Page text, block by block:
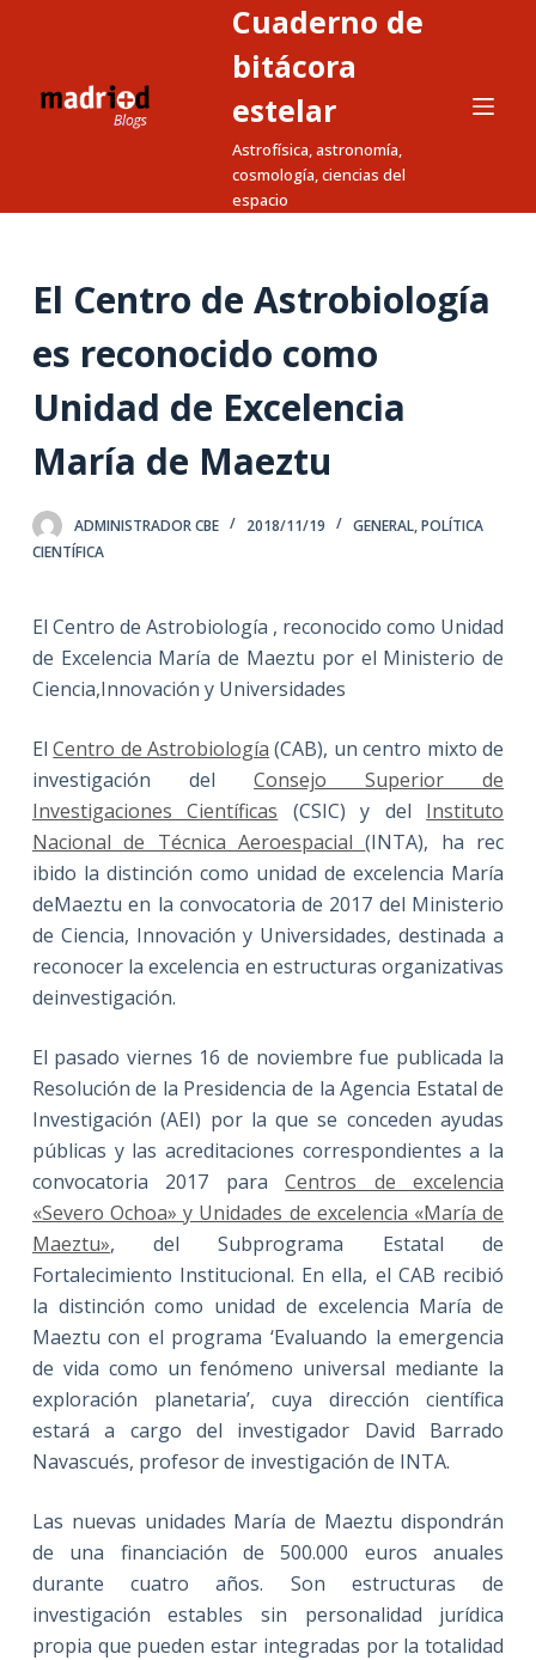
a
o
Cuaderno de
bitácora
estelar
Astrofísica, astronomía,
cosmología, ciencias del
espacio
El Centro de Astrobiología
es reconocido como
Unidad de Excelencia
María de Maeztu
ADMINISTRADOR CBE 2018/11/19 GENERAL,POLÍTICA
CIENTÍFICA
El Centro de Astrobiología , reconocido como Unidad
de Excelencia María de Maeztu por el Ministerio de
Ciencia,Innovación y Universidades
ElCentro de Astrobiología (CAB), un centro mixto de
investigación del Consejo Superior de
Investigaciones Científicas (CSIC) y del Instituto
Nacional de Técnica Aeroespacial(INTA), ha rec
ibido la distinción como unidad de excelencia María
deMaeztu en la convocatoria de 2017 del Ministerio
de Ciencia, Innovación y Universidades, destinada a
reconocer la excelencia en estructuras organizativas
deinvestigación.
El pasado viernes 16 de noviembre fue publicada la
Resolución de la Presidencia de la Agencia Estatal de
Investigación (AEI) por la que se conceden ayudas
públicas y las acreditaciones correspondientes a la
convocatoria 2017 paraCentros de excelencia
«Severo Ochoa» y Unidades de excelencia «María de
Maeztu», del Subprograma Estatal de
Fortalecimiento Institucional. En ella, el CAB recibió
la distinción como unidad de excelencia María de
Maeztu con el programa ‘Evaluando la emergencia
de vida como un fenómeno universal mediante la
exploración planetaria’, cuya dirección científica
estará a cargo del investigador David Barrado
Navascués, profesor de investigación de INTA.
Las nuevas unidades María de Maeztu dispondrán
de una financiación de 500.000 euros anuales
durante cuatro años. Son estructuras de
investigación estables sin personalidad jurídica
propia que pueden estar integradas por la totalidad